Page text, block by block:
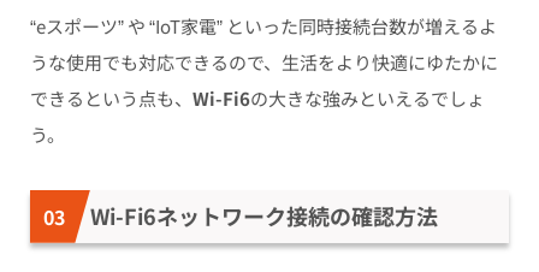
“eスポーツ” や “IoT家電” といった同時接続台数が増えるよ
うな使用でも対応できるので、 生活をより快適にゆたかに
できる という点も、 Wi-Fi6の大きな強みといえるでしょ
う。
Wi-Fi6ネットワーク接続の確認方法